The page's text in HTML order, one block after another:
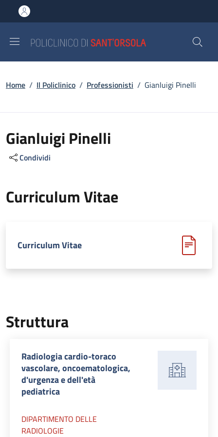
al contenuto principale
to footer content
Briciole di pane
Home / Il Policlinico / Professionisti / Gianluigi Pinelli
Gianluigi Pinelli
Condividi
Curriculum Vitae
Curriculum Vitae
Struttura
Radiologia cardio-toraco
vascolare, oncoematologica,
d'urgenza e dell'età
pediatrica
DIPARTIMENTO DELLE
RADIOLOGIE